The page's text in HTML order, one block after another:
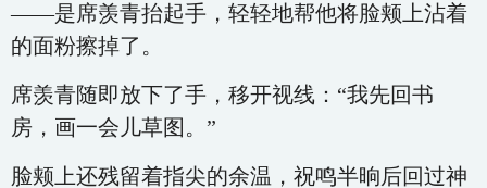
——是席羡青抬起手，轻轻地帮他将脸颊上沾着
的面粉擦掉了。
席羡青随即放下了手，移开视线：“我先回书
房，画一会儿草图。”
脸颊上还残留着指尖的余温，祝鸣半晌后回过神